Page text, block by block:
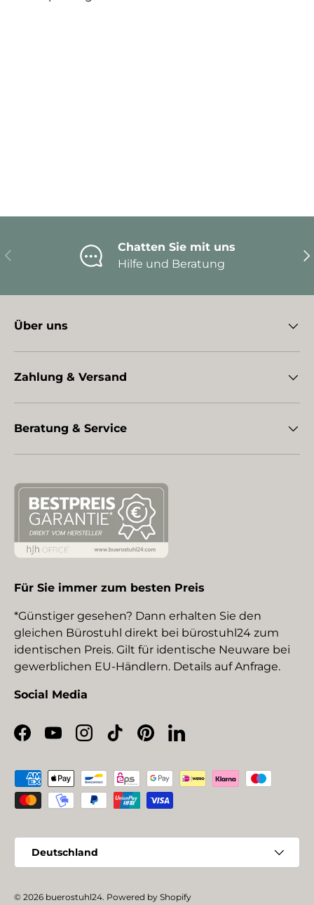
Vorherige
Chatten Sie mit uns
Hilfe und Beratung
Über uns
Zahlung & Versand
Beratung & Service
Für Sie immer zum besten Preis
*Günstiger gesehen? Dann erhalten Sie den
gleichen Bürostuhl direkt bei bürostuhl24 zum
identischen Preis. Gilt für identische Neuware bei
gewerblichen EU-Händlern. Details auf Anfrage.
Social Media
Facebook
YouTubeInstagram
TikTokPinterestLinkedIn
Zahlungsmethoden
Deutschland
© 2026 buerostuhl24. Powered by Shopify